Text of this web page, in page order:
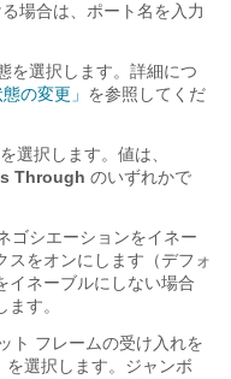
場合は、ポート名を入力
を選択します。詳細につ
の変更」 を参照してくだ
選択します。値は、
Through のいずれかで
ゴシエーションをイネー
スをオンにします（デフォ
イネーブルにしない場合
す。
ト フレームの受け入れを
選択します。ジャンボ